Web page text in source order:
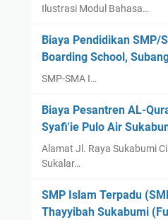
Ilustrasi Modul Bahasa…
Biaya Pendidikan SMP/
Boarding School,
SMP-SMA I…
Biaya Pesantren AL-
Syafi'ie Pulo Air
Alamat Jl. Raya Sukabumi
Sukalar…
SMP Islam Terpadu
Thayyibah Sukabumi